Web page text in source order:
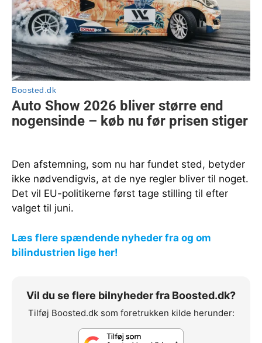
Den afstemning, som nu har fundet sted, betyder
ikke nødvendigvis, at de nye regler bliver til noget.
Det vil EU-politikerne først tage stilling til efter
valget til juni.
Læs flere spændende nyheder fra og om
bilindustrien lige her!
Vil du se flere bilnyheder fra Boosted.dk?
Tilføj Boosted.dk som foretrukken kilde herunder: